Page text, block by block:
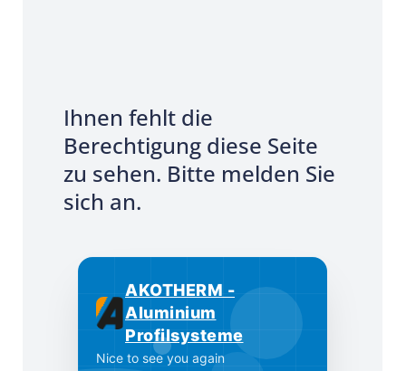
Ihnen fehlt die
Berechtigung diese Seite
zu sehen. Bitte melden Sie
sich an.
AKOTHERM -
Aluminium
Profilsysteme
Nice to see you again